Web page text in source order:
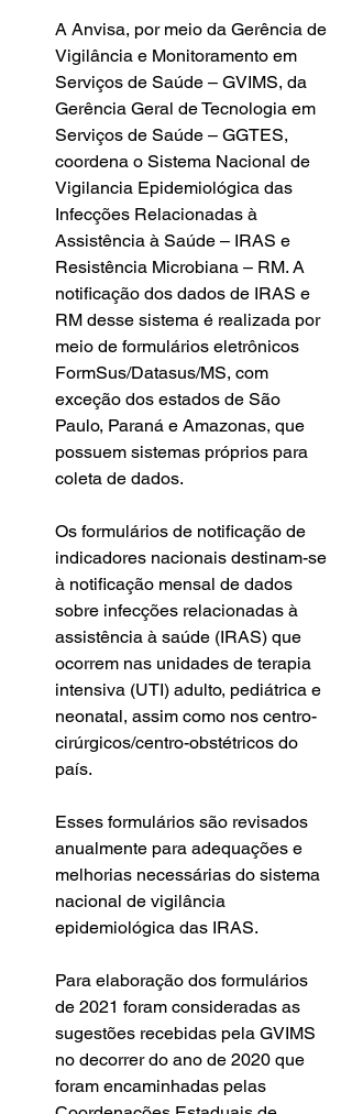
A Anvisa, por meio da Gerência de
Vigilância e Monitoramento em
Serviços de Saúde – GVIMS, da
Gerência Geral de Tecnologia em
Serviços de Saúde – GGTES,
coordena o Sistema Nacional de
Vigilancia Epidemiológica das
Infecções Relacionadas à
Assistência à Saúde – IRAS e
Resistência Microbiana – RM. A
notificação dos dados de IRAS e
RM desse sistema é realizada por
meio de formulários eletrônicos
FormSus/Datasus/MS, com
exceção dos estados de São
Paulo, Paraná e Amazonas, que
possuem sistemas próprios para
coleta de dados.
Os formulários de notificação de
indicadores nacionais destinam-se
à notificação mensal de dados
sobre infecções relacionadas à
assistência à saúde (IRAS) que
ocorrem nas unidades de terapia
intensiva (UTI) adulto, pediátrica e
neonatal, assim como nos centro-
cirúrgicos/centro-obstétricos do
país.
Esses formulários são revisados
anualmente para adequações e
melhorias necessárias do sistema
nacional de vigilância
epidemiológica das IRAS.
Para elaboração dos formulários
de 2021 foram consideradas as
sugestões recebidas pela GVIMS
no decorrer do ano de 2020 que
foram encaminhadas pelas